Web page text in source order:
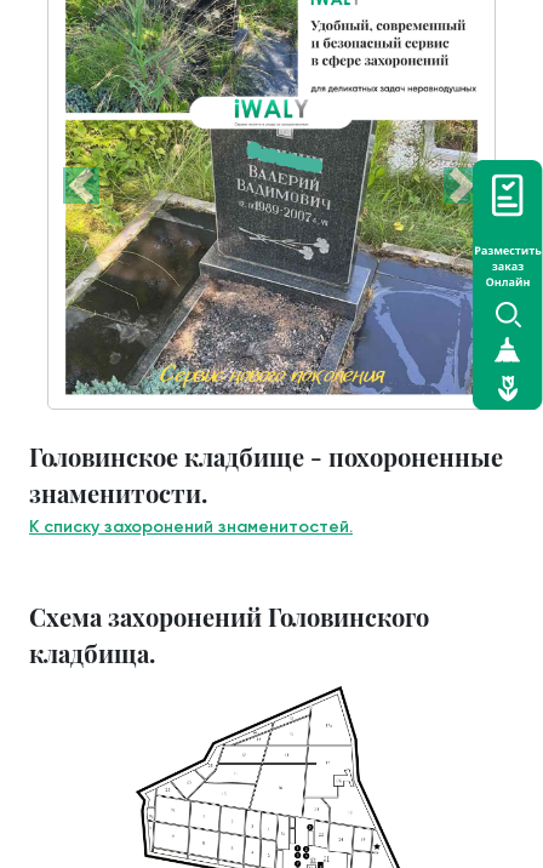
Головинское кладбище - похороненные
знаменитости.
К списку захоронений знаменитостей.
Схема захоронений Головинского
кладбища.